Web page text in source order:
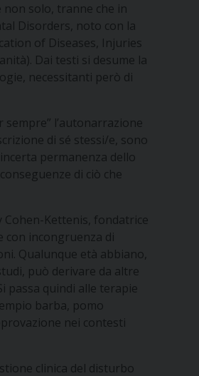
solo, tranne che in
Disorders, noto con la
of Diseases, Injuries
Dai testi si desume la
necessitanti però di
l’autonarrazione
di sé stessi/e, sono
permanenza dello
di ciò che
Cohen-Kettenis, fondatrice
con incongruenza di
Qualunque età abbiano,
può derivare da altre
passa quindi alle terapie
barba, pomo
nei contesti
clinica del disturbo